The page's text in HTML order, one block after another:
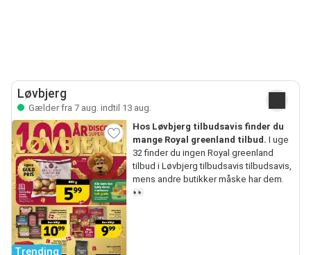
Løvbjerg
Gælder fra 7 aug. indtil 13 aug.
Trending
Hos Løvbjerg tilbudsavis finder du
mange Royal greenland tilbud. I uge
32 finder du ingen Royal greenland
tilbud i Løvbjerg tilbudsavis tilbudsavis,
mens andre butikker måske har dem.
👀